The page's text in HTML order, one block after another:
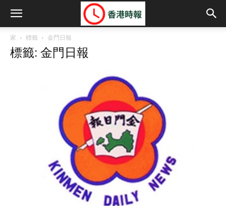
家 標籤 金門日報
標籤: 金門日報